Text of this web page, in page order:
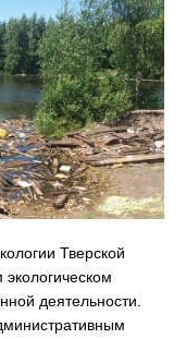
Тверской
деятельности.